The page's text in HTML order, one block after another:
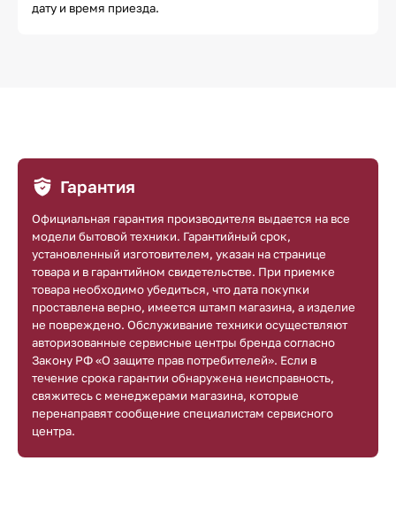
дату и время приезда.
Гарантия
Официальная гарантия производителя выдается на все
модели бытовой техники. Гарантийный срок,
установленный изготовителем, указан на странице
товара и в гарантийном свидетельстве. При приемке
товара необходимо убедиться, что дата покупки
проставлена верно, имеется штамп магазина, а изделие
не повреждено. Обслуживание техники осуществляют
авторизованные сервисные центры бренда согласно
Закону РФ «О защите прав потребителей». Если в
течение срока гарантии обнаружена неисправность,
свяжитесь с менеджерами магазина, которые
перенаправят сообщение специалистам сервисного
центра.